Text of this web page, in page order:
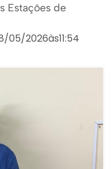
Estações de
05/2026às11:54